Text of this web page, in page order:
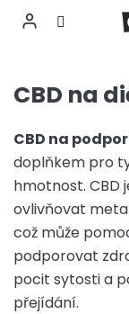
obsah
CBD na
CBD na
doplňkem pro
hmotnost. CBD
ovlivňovat
což může
podporovat
pocit sytosti a
přejídání.